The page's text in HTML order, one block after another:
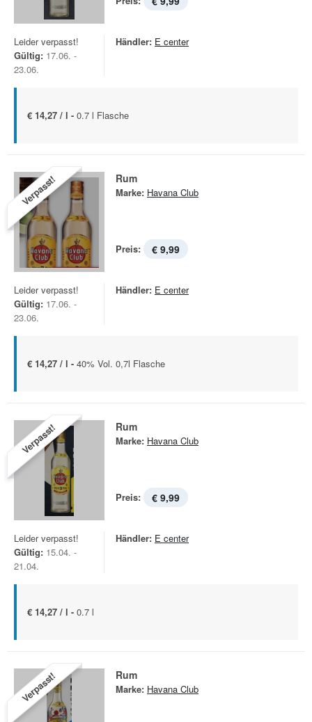
Leider verpasst!
Gültig: 17.06. -
23.06.
Händler: E center
€ 14,27 / l - 0.7 l Flasche
Verpasst! Rum
Marke: Havana Club
Preis: € 9,99
Leider verpasst!
Gültig: 17.06. -
23.06.
Händler: E center
€ 14,27 / l - 40% Vol. 0,7l Flasche
Verpasst! Rum
Marke: Havana Club
Preis: € 9,99
Leider verpasst!
Gültig: 15.04. -
21.04.
Händler: E center
€ 14,27 / l - 0.7 l
Verpasst! Rum
Marke: Havana Club